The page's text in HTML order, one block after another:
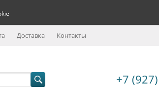
Доставка Контакты
+7